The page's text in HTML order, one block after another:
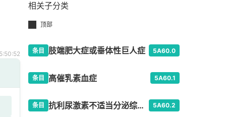
相关子分类
顶部
条目 肢端肥大症或垂体性巨人症 5A60.0
条目 高催乳素血症 5A60.1
条目 抗利尿激素不适当分泌综合征 5A60.2